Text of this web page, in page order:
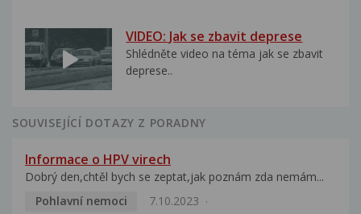
VIDEO: Jak se zbavit deprese
Shlédněte video na téma jak se zbavit
deprese..
SOUVISEJÍCÍ DOTAZY Z PORADNY
Informace o HPV virech
Dobrý den,chtěl bych se zeptat,jak poznám zda nemám...
Pohlavní nemoci
7.10.2023